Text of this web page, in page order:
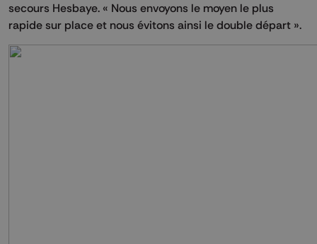
secours Hesbaye. « Nous envoyons le moyen le plus
rapide sur place et nous évitons ainsi le double départ ».